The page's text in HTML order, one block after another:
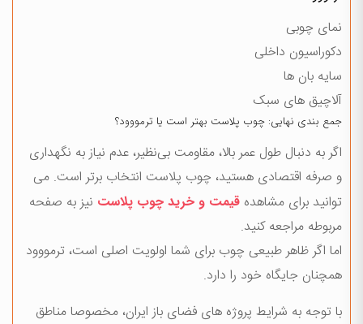
نمای چوبی
دکوراسیون داخلی
سایه‌ بان ها
آلاچیق های سبک
جمع بندی نهایی: چوب پلاست بهتر است یا ترمووود؟
اگر به دنبال طول عمر بالا، مقاومت بی‌نظیر، عدم نیاز به نگهداری
و صرفه اقتصادی هستید، چوب پلاست انتخاب برتر است. می
توانید برای مشاهده قیمت و خرید چوب پلاست نیز به صفحه
مربوطه مراجعه کنید.
اما اگر ظاهر طبیعی چوب برای شما اولویت اصلی است، ترمووود
همچنان جایگاه خود را دارد.
با توجه به شرایط پروژه های فضای باز ایران، مخصوصا مناطق